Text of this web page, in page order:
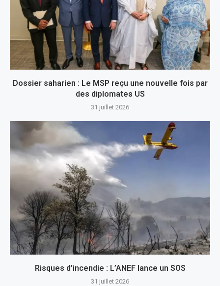
Dossier saharien : Le MSP reçu une nouvelle fois par
des diplomates US
31 juillet 2026
Risques d’incendie : L’ANEF lance un SOS
31 juillet 2026